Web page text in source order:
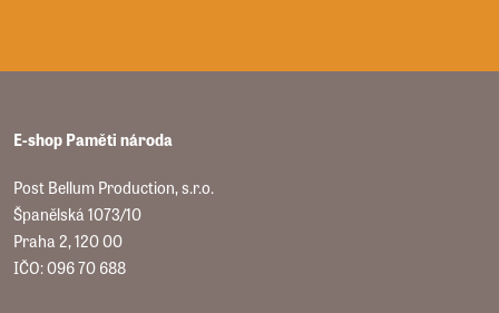
E-shop Paměti národa
Post Bellum Production, s.r.o.
Španělská 1073/10
Praha 2, 120 00
IČO: 096 70 688